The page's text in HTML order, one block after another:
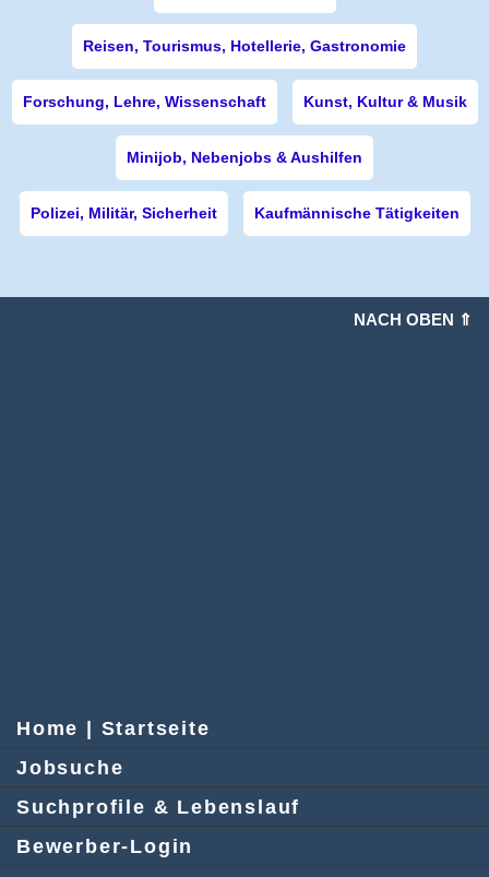
Reisen, Tourismus, Hotellerie, Gastronomie
Forschung, Lehre, Wissenschaft Kunst, Kultur & Musik
Minijob, Nebenjobs & Aushilfen
Polizei, Militär, Sicherheit Kaufmännische Tätigkeiten
NACH OBEN ⇑
Home | Startseite
Jobsuche
Suchprofile & Lebenslauf
Bewerber-Login